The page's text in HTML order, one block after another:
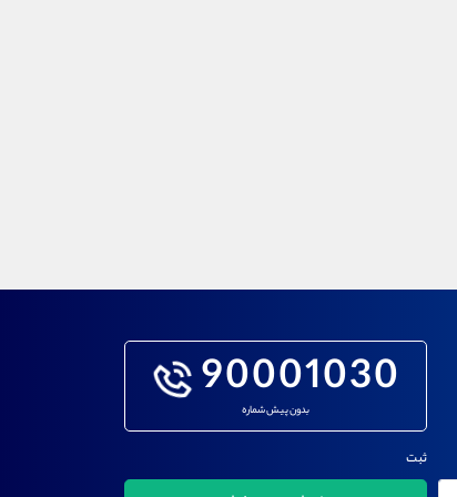
90001030
بدون پیش شماره
ثبت